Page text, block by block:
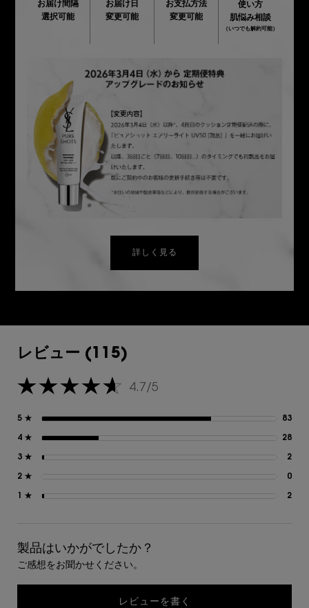
お届け間隔
選択可能
お届け日
変更可能
お支払方法
変更可能
使い方
肌悩み相談
（いつでも解約可能）
詳しく見る
レビュー (115)
5星中4.7。 4.7/5
5 ★ 83
4 ★ 28
3 ★ 2
2 ★ 0
1 ★ 2
製品はいかがでしたか？
ご感想をお聞かせください。
レビューを書く